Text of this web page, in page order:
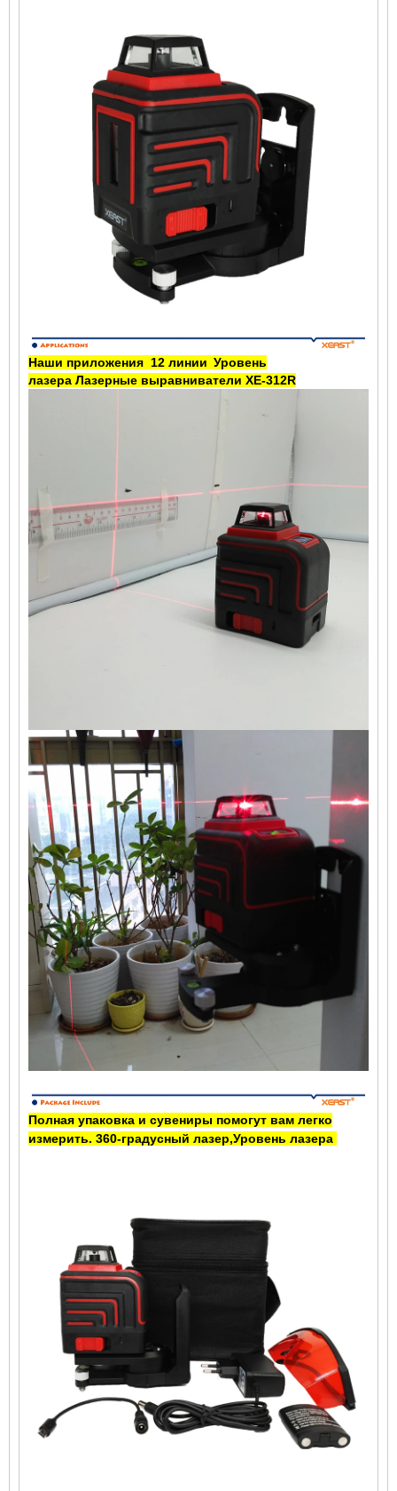
Наши приложения 12 линии Уровень
лазера Лазерные выравниватели XE-312R
Полная упаковка и сувениры помогут вам легко
измерить. 360-градусный лазер,Уровень лазера